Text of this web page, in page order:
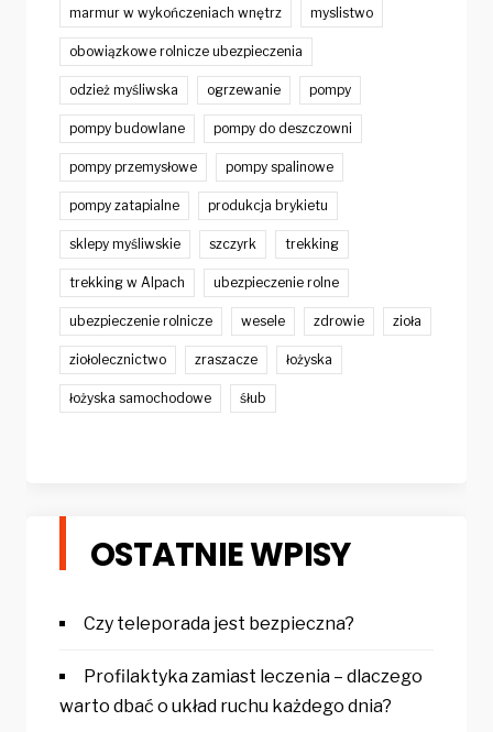
marmur w wykończeniach wnętrz myslistwo
obowiązkowe rolnicze ubezpieczenia
odzież myśliwska ogrzewanie pompy
pompy budowlane pompy do deszczowni
pompy przemysłowe pompy spalinowe
pompy zatapialne produkcja brykietu
sklepy myśliwskie szczyrk trekking
trekking w Alpach ubezpieczenie rolne
ubezpieczenie rolnicze wesele zdrowie zioła
ziołolecznictwo zraszacze łożyska
łożyska samochodowe śłub
OSTATNIE WPISY
Czy teleporada jest bezpieczna?
Profilaktyka zamiast leczenia – dlaczego
warto dbać o układ ruchu każdego dnia?